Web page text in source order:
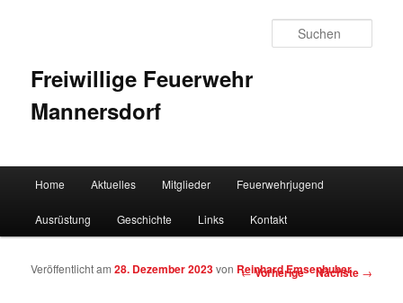
Freiwillige Feuerwehr
Mannersdorf
Zum Inhalt wechseln
Zum sekundären Inhalt wechseln
Home Aktuelles Mitglieder Feuerwehrjugend
Ausrüstung Geschichte Links Kontakt
Artikelnavigation
←Vorherige Nächste →
Veröffentlicht am28. Dezember 2023von Reinhard Emsenhuber